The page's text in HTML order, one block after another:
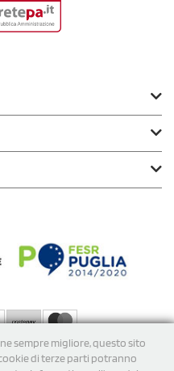
sempre migliore, questo sito
di terze parti potranno